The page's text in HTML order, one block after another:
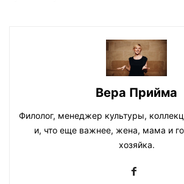
Вера Прийма
Филолог, менеджер культуры,
и, что еще важнее, жена, мама и
хозяйка.